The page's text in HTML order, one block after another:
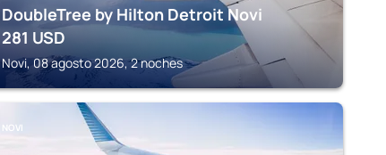
DoubleTree by Hilton Detroit Novi
281 USD
Novi, 08 agosto 2026, 2 noches
NOVI